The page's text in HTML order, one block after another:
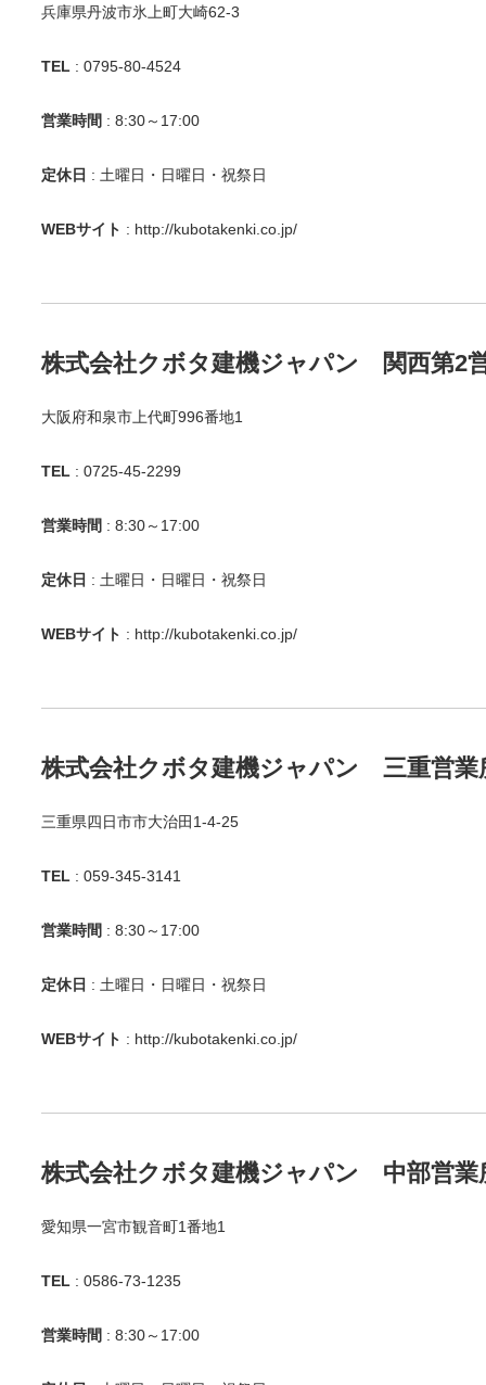
兵庫県丹波市氷上町大崎62-3
TEL : 0795-80-4524
営業時間 : 8:30～17:00
定休日 : 土曜日・日曜日・祝祭日
WEBサイト : http://kubotakenki.co.jp/
株式会社クボタ建機ジャパン 関西第2
大阪府和泉市上代町996番地1
TEL : 0725-45-2299
営業時間 : 8:30～17:00
定休日 : 土曜日・日曜日・祝祭日
WEBサイト : http://kubotakenki.co.jp/
株式会社クボタ建機ジャパン 三重営業
三重県四日市市大治田1-4-25
TEL : 059-345-3141
営業時間 : 8:30～17:00
定休日 : 土曜日・日曜日・祝祭日
WEBサイト : http://kubotakenki.co.jp/
株式会社クボタ建機ジャパン 中部営業
愛知県一宮市観音町1番地1
TEL : 0586-73-1235
営業時間 : 8:30～17:00